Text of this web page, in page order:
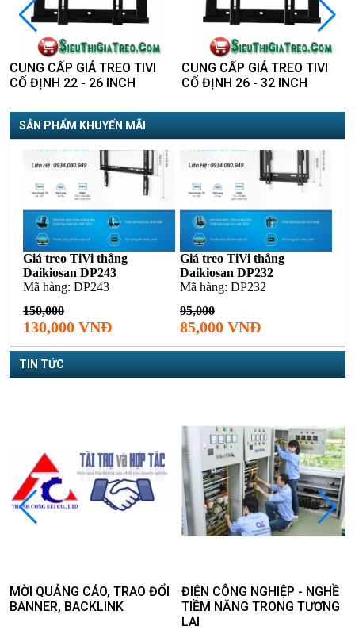
CUNG CẤP GIÁ TREO TIVI
CỐ ĐỊNH 22 - 26 INCH
CUNG CẤP GIÁ TREO TIVI
CỐ ĐỊNH 26 - 32 INCH
SẢN PHẨM KHUYẾN MÃI
TIN TỨC
MỜI QUẢNG CÁO, TRAO ĐỔI
BANNER, BACKLINK
ĐIỆN CÔNG NGHIỆP - NGHỀ
TIỀM NĂNG TRONG TƯƠNG
LAI